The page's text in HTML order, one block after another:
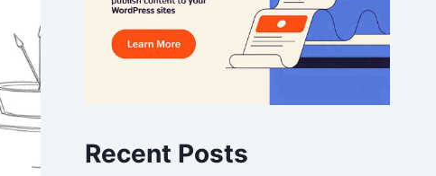
Recent Posts